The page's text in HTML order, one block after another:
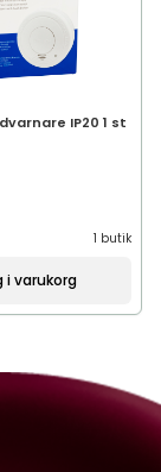
IP20 1 st
1 butik
i varukorg